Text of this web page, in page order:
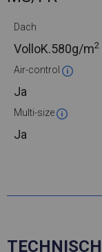
Dach
VolloK.580g/m2
Air-control
Ja
Multi-size
Ja